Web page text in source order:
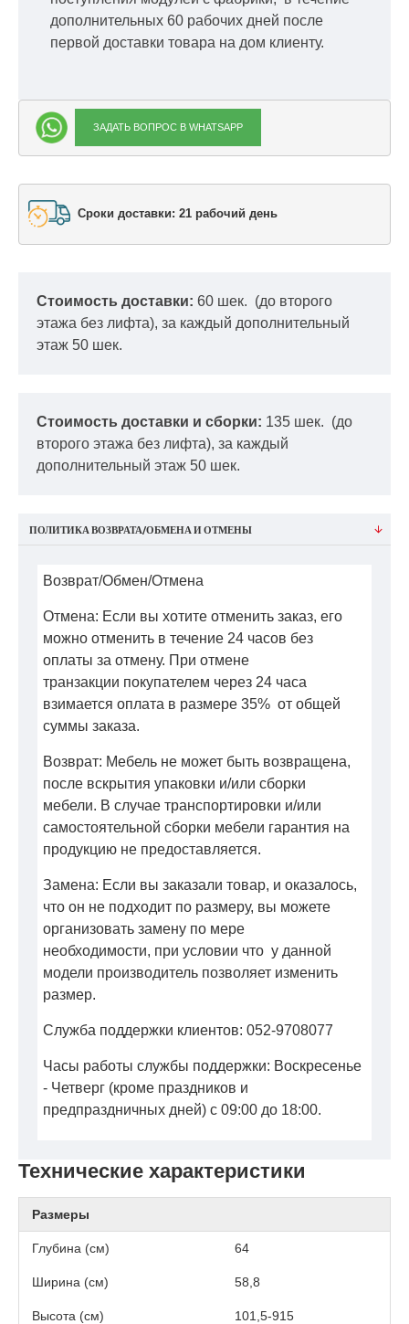
дополнительных 60 рабочих дней после
первой доставки товара на дом клиенту.
ЗАДАТЬ ВОПРОС В WHATSAPP
Сроки доставки: 21 рабочий день
Стоимость доставки: 60 шек. (до второго
этажа без лифта), за каждый дополнительный
этаж 50 шек.
Стоимость доставки и сборки: 135 шек. (до
второго этажа без лифта), за каждый
дополнительный этаж 50 шек.
Технические характеристики
Размеры
Глубина (см) 64
Ширина (см) 58,8
Высота (см) 101,5-915
ПОЛИТИКА ВОЗВРАТА/ОБМЕНА И ОТМЕНЫ
Возврат/Обмен/Отмена
Отмена: Если вы хотите отменить заказ, его
можно отменить в течение 24 часов без
оплаты за отмену. При отмене
транзакции покупателем через 24 часа
взимается оплата в размере 35% от общей
суммы заказа.
Возврат: Мебель не может быть возвращена,
после вскрытия упаковки и/или сборки
мебели. В случае транспортировки и/или
самостоятельной сборки мебели гарантия на
продукцию не предоставляется.
Замена: Если вы заказали товар, и оказалось,
что он не подходит по размеру, вы можете
организовать замену по мере
необходимости, при условии что у данной
модели производитель позволяет изменить
размер.
Служба поддержки клиентов: 052-9708077
Часы работы службы поддержки: Воскресенье
- Четверг (кроме праздников и
предпраздничных дней) с 09:00 до 18:00.